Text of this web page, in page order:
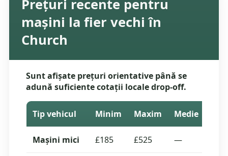
Prețuri recente pentru
mașini la fier vechi în
Church
Sunt afișate prețuri orientative până se
adună suficiente cotații locale drop-off.
Tip vehicul Minim Maxim Medie
Mașini mici £185 £525 —